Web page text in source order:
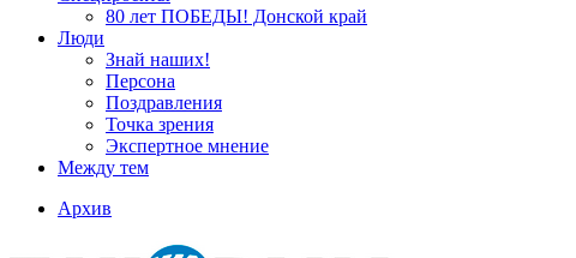
80 лет ПОБЕДЫ! Донской край
Люди
Знай наших!
Персона
Поздравления
Точка зрения
Экспертное мнение
Между тем
Архив